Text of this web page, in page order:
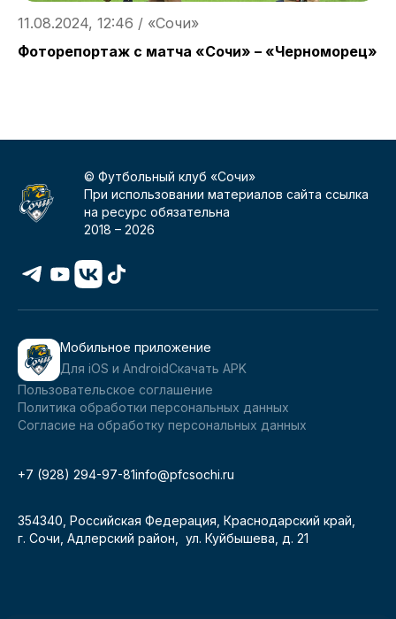
11.08.2024, 12:46 / «Сочи»
Фоторепортаж с матча «Сочи» – «Черноморец»
© Футбольный клуб «Сочи»
При использовании материалов сайта ссылка
на ресурс обязательна
2018 –2026
Мобильное приложение
Для iOS и AndroidСкачать APK
Пользовательское соглашение
Политика обработки персональных данных
Согласие на обработку персональных данных
+7 (928) 294-97-81info@pfcsochi.ru
354340, Российская Федерация, Краснодарский край,
г. Сочи, Адлерский район, ул. Куйбышева, д. 21